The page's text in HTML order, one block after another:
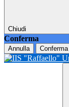
Chiudi
Conferma
Annulla Conferma